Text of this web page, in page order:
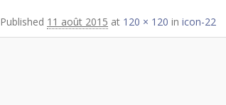
Published 11 août 2015 at 120 × 120 in icon-22